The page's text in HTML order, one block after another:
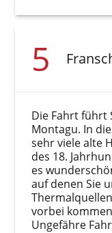
5
Die Fahrt führt
Montagu. In
sehr viele alte
des 18.
es
auf denen Sie
vorbei
Ungefähre